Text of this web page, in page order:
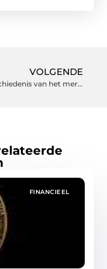
VOLGENDE
De geschiedenis van het merk Beeren
FINANCIEEL